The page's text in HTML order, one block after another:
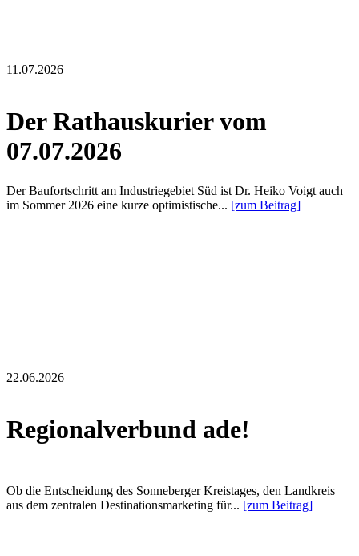
11.07.2026
Der Rathauskurier vom
07.07.2026
Der Baufortschritt am Industriegebiet Süd ist Dr. Heiko Voigt auch
im Sommer 2026 eine kurze optimistische... [zum Beitrag]
22.06.2026
Regionalverbund ade!
Ob die Entscheidung des Sonneberger Kreistages, den Landkreis
aus dem zentralen Destinationsmarketing für... [zum Beitrag]